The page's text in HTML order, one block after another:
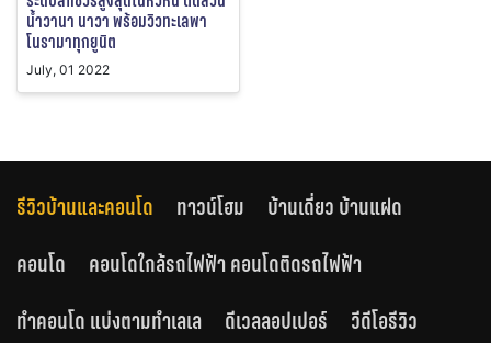
น้ำวานา นาวา พร้อมวิวทะเลพา
โนรามาทุกยูนิต
July, 01 2022
รีวิวบ้านและคอนโด ทาวน์โฮม
บ้านเดี่ยว บ้านแฝด
คอนโด
คอนโดใกล้รถไฟฟ้า คอนโดติดรถไฟฟ้า
ทำคอนโด แบ่งตามทำเลเล
ดีเวลลอปเปอร์ วีดีโอรีวิว